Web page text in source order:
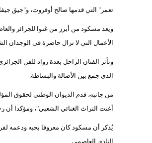
تعمر" التي قدمها صالح أوقروت، و"جيق
الأعمال التي لا تزال حاضرة في الوجدان
وتأثر الفنان الراحل بعدة رواد للفن
الذي جمع بين الأصالة والبساطة.
من جانبه، قدم الديوان الوطني لحقوق
أغنت التراث الغنائي الشعبي"، ومؤكدا أن
يُذكر أن مسكود كان معروفا بحبه ودعمه
النادي العاصمي.